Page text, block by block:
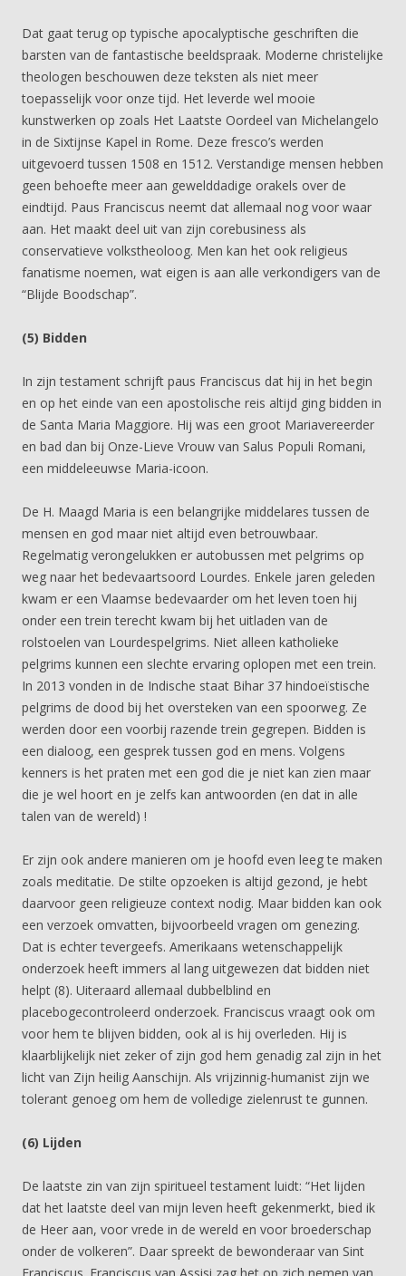
Dat gaat terug op typische apocalyptische geschriften die
barsten van de fantastische beeldspraak. Moderne christelijke
theologen beschouwen deze teksten als niet meer
toepasselijk voor onze tijd. Het leverde wel mooie
kunstwerken op zoals Het Laatste Oordeel van Michelangelo
in de Sixtijnse Kapel in Rome. Deze fresco’s werden
uitgevoerd tussen 1508 en 1512. Verstandige mensen hebben
geen behoefte meer aan gewelddadige orakels over de
eindtijd. Paus Franciscus neemt dat allemaal nog voor waar
aan. Het maakt deel uit van zijn corebusiness als
conservatieve volkstheoloog. Men kan het ook religieus
fanatisme noemen, wat eigen is aan alle verkondigers van de
“Blijde Boodschap”.
(5) Bidden
In zijn testament schrijft paus Franciscus dat hij in het begin
en op het einde van een apostolische reis altijd ging bidden in
de Santa Maria Maggiore. Hij was een groot Mariavereerder
en bad dan bij Onze-Lieve Vrouw van Salus Populi Romani,
een middeleeuwse Maria-icoon.
De H. Maagd Maria is een belangrijke middelares tussen de
mensen en god maar niet altijd even betrouwbaar.
Regelmatig verongelukken er autobussen met pelgrims op
weg naar het bedevaartsoord Lourdes. Enkele jaren geleden
kwam er een Vlaamse bedevaarder om het leven toen hij
onder een trein terecht kwam bij het uitladen van de
rolstoelen van Lourdespelgrims. Niet alleen katholieke
pelgrims kunnen een slechte ervaring oplopen met een trein.
In 2013 vonden in de Indische staat Bihar 37 hindoeïstische
pelgrims de dood bij het oversteken van een spoorweg. Ze
werden door een voorbij razende trein gegrepen. Bidden is
een dialoog, een gesprek tussen god en mens. Volgens
kenners is het praten met een god die je niet kan zien maar
die je wel hoort en je zelfs kan antwoorden (en dat in alle
talen van de wereld) !
Er zijn ook andere manieren om je hoofd even leeg te maken
zoals meditatie. De stilte opzoeken is altijd gezond, je hebt
daarvoor geen religieuze context nodig. Maar bidden kan ook
een verzoek omvatten, bijvoorbeeld vragen om genezing.
Dat is echter tevergeefs. Amerikaans wetenschappelijk
onderzoek heeft immers al lang uitgewezen dat bidden niet
helpt (8). Uiteraard allemaal dubbelblind en
placebogecontroleerd onderzoek. Franciscus vraagt ook om
voor hem te blijven bidden, ook al is hij overleden. Hij is
klaarblijkelijk niet zeker of zijn god hem genadig zal zijn in het
licht van Zijn heilig Aanschijn. Als vrijzinnig-humanist zijn we
tolerant genoeg om hem de volledige zielenrust te gunnen.
(6) Lijden
De laatste zin van zijn spiritueel testament luidt: “Het lijden
dat het laatste deel van mijn leven heeft gekenmerkt, bied ik
de Heer aan, voor vrede in de wereld en voor broederschap
onder de volkeren”. Daar spreekt de bewonderaar van Sint